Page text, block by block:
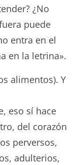
¿No
puede
entra en el
en la letrina».
alimentos). Y
eso sí hace
del corazón
perversos,
adulterios,